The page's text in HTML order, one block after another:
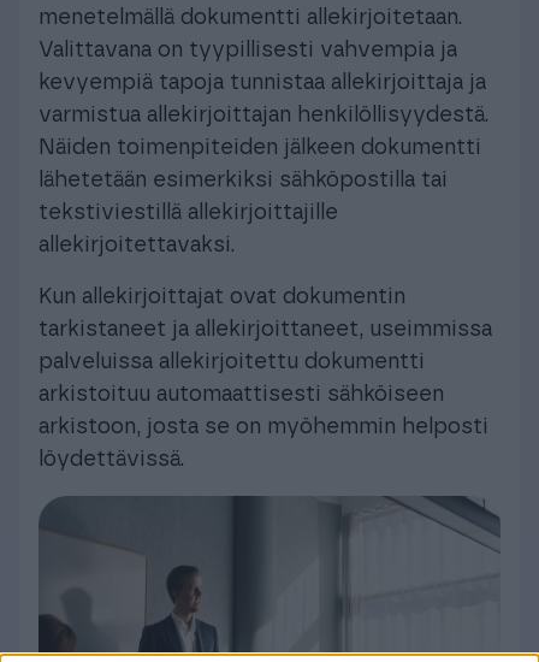
menetelmällä dokumentti allekirjoitetaan.
Valittavana on tyypillisesti vahvempia ja
kevyempiä tapoja tunnistaa allekirjoittaja ja
varmistua allekirjoittajan henkilöllisyydestä.
Näiden toimenpiteiden jälkeen dokumentti
lähetetään esimerkiksi sähköpostilla tai
tekstiviestillä allekirjoittajille
allekirjoitettavaksi.
Kun allekirjoittajat ovat dokumentin
tarkistaneet ja allekirjoittaneet, useimmissa
palveluissa allekirjoitettu dokumentti
arkistoituu automaattisesti sähköiseen
arkistoon, josta se on myöhemmin helposti
löydettävissä.